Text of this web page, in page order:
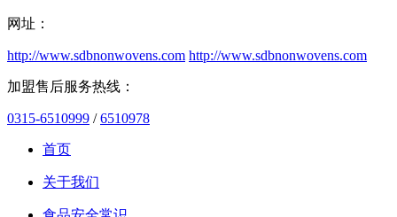
网址：
http://www.sdbnonwovens.com http://www.sdbnonwovens.com
加盟售后服务热线：
0315-6510999 /6510978
首页
关于我们